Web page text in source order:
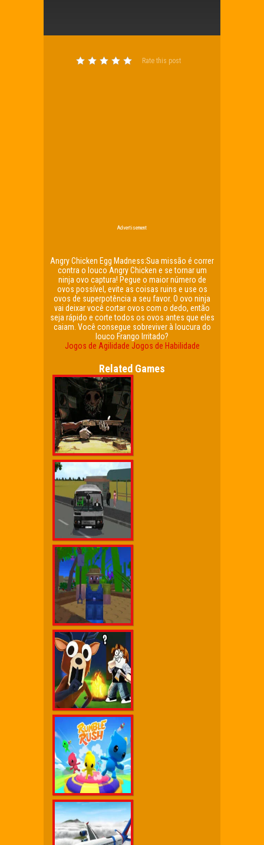
Rate this post
Advertisement
Angry Chicken Egg Madness:Sua missão é correr
contra o louco Angry Chicken e se tornar um
ninja ovo captura! Pegue o maior número de
ovos possível, evite as coisas ruins e use os
ovos de superpotência a seu favor. O ovo ninja
vai deixar você cortar ovos com o dedo, então
seja rápido e corte todos os ovos antes que eles
caiam. Você consegue sobreviver à loucura do
louco Frango Irritado?
Jogos de Agilidade Jogos de Habilidade
Related Games